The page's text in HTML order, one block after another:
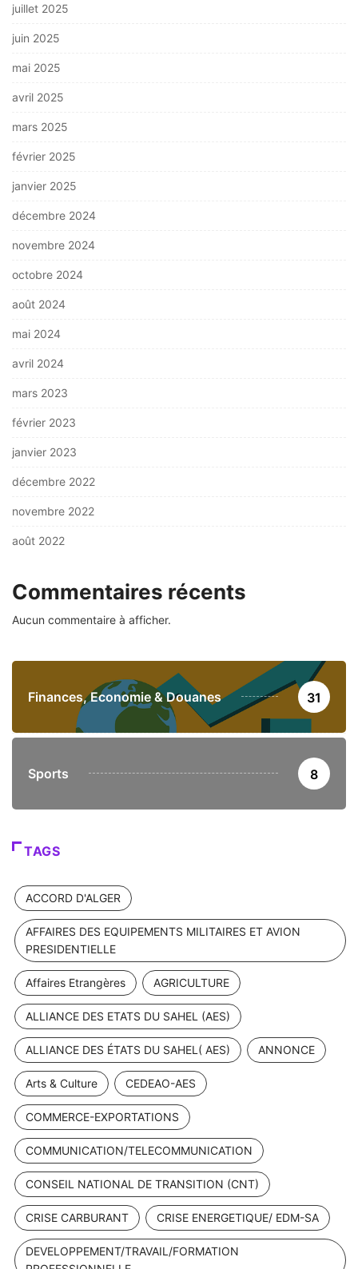
juillet 2025
juin 2025
mai 2025
avril 2025
mars 2025
février 2025
janvier 2025
décembre 2024
novembre 2024
octobre 2024
août 2024
mai 2024
avril 2024
mars 2023
février 2023
janvier 2023
décembre 2022
novembre 2022
août 2022
Commentaires récents
Aucun commentaire à afficher.
Finances, Economie & Douanes 31
Sports 8
TAGS
ACCORD D'ALGER
AFFAIRES DES EQUIPEMENTS MILITAIRES ET AVION
PRESIDENTIELLE
Affaires Etrangères AGRICULTURE
ALLIANCE DES ETATS DU SAHEL (AES)
ALLIANCE DES ÉTATS DU SAHEL( AES) ANNONCE
Arts & Culture CEDEAO-AES
COMMERCE-EXPORTATIONS
COMMUNICATION/TELECOMMUNICATION
CONSEIL NATIONAL DE TRANSITION (CNT)
CRISE CARBURANT CRISE ENERGETIQUE/ EDM-SA
DEVELOPPEMENT/TRAVAIL/FORMATION